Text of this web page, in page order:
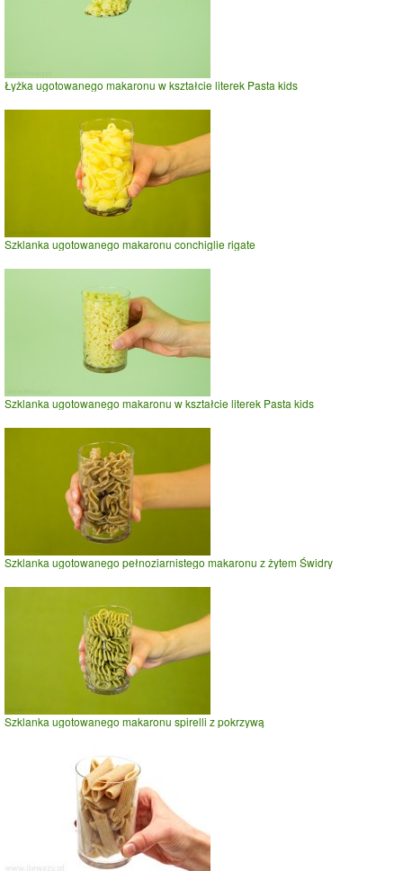
Łyżka ugotowanego makaronu w kształcie literek Pasta kids
Szklanka ugotowanego makaronu conchiglie rigate
Szklanka ugotowanego makaronu w kształcie literek Pasta kids
Szklanka ugotowanego pełnoziarnistego makaronu z żytem Świdry
Szklanka ugotowanego makaronu spirelli z pokrzywą